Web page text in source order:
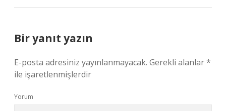
Bir yanıt yazın
E-posta adresiniz yayınlanmayacak. Gerekli alanlar*
ile işaretlenmişlerdir
Yorum